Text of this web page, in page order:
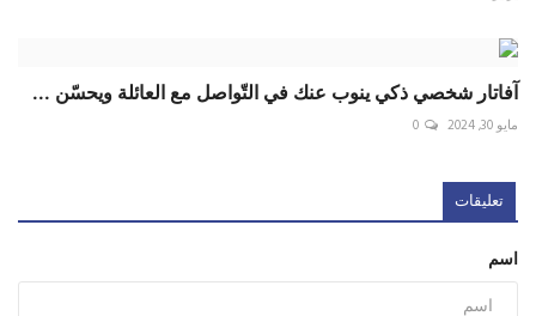
آفاتار شخصي ذكي ينوب عنك في التّواصل مع العائلة ويحسّن ...
مايو 30, 2024 0
تعليقات
اسم